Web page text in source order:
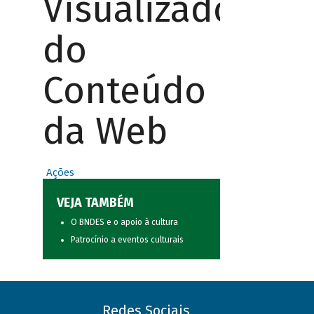
Visualizador
do
Conteúdo
da Web
Ações
VEJA TAMBÉM
O BNDES e o apoio à cultura
Patrocínio a eventos culturais
Redes Sociais